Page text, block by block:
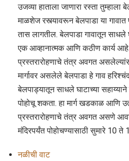
उजव्या हाताला जाणारा रस्ता
माळशेज रस्त्यावरून बेलपाडा या गावात
तास लागतील. बेलपाडा गावातून साधले
एक आव्हानात्मक आणि कठीण कार्य
प्रस्तरारोहणाचे तंत्र अवगत
मार्गावर असलेले बेलपाडा हे गाव
बेलपाड्यातून साधले घाटाच्या
पोहोचू शकता. हा मार्ग खडकाळ आणि
प्रस्तरारोहणाचे तंत्र अवगत असणे
मंदिरपर्यंत पोहोचण्यासाठी सुमारे 10 ते
नळीची वाट